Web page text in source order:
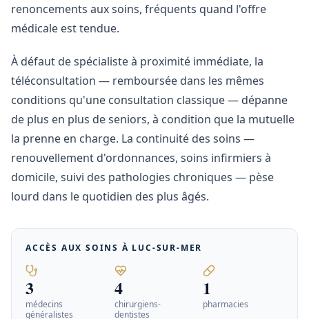
renoncements aux soins, fréquents quand l'offre
médicale est tendue.
À défaut de spécialiste à proximité immédiate, la
téléconsultation — remboursée dans les mêmes
conditions qu'une consultation classique — dépanne
de plus en plus de seniors, à condition que la mutuelle
la prenne en charge. La continuité des soins —
renouvellement d'ordonnances, soins infirmiers à
domicile, suivi des pathologies chroniques — pèse
lourd dans le quotidien des plus âgés.
ACCÈS AUX SOINS À LUC-SUR-MER
3
médecins
généralistes
4
chirurgiens-
dentistes
1
pharmacies